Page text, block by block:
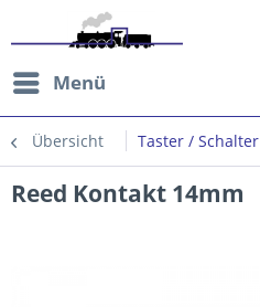
Menü
Übersicht Taster / Schalter
Reed Kontakt 14mm